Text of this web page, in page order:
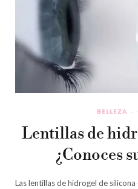
BELLEZA
Lentillas de
¿Conoces
Las lentillas de hidrogel de